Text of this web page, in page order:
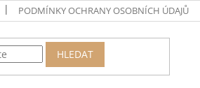
PODMÍNKY OCHRANY OSOBNÍCH ÚDAJŮ
HLEDAT